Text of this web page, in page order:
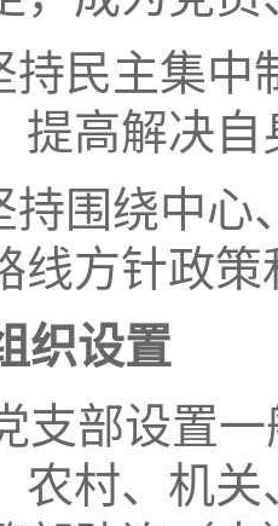
持民主集
提高解决
持围绕中
线方针政
织设置
支部设置
农村、机